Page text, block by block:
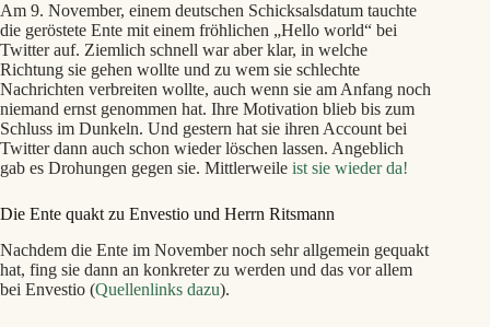
Am 9. November, einem deutschen Schicksalsdatum tauchte
die geröstete Ente mit einem fröhlichen „Hello world“ bei
Twitter auf. Ziemlich schnell war aber klar, in welche
Richtung sie gehen wollte und zu wem sie schlechte
Nachrichten verbreiten wollte, auch wenn sie am Anfang noch
niemand ernst genommen hat. Ihre Motivation blieb bis zum
Schluss im Dunkeln. Und gestern hat sie ihren Account bei
Twitter dann auch schon wieder löschen lassen. Angeblich
gab es Drohungen gegen sie. Mittlerweile ist sie wieder da!
Die Ente quakt zu Envestio und Herrn Ritsmann
Nachdem die Ente im November noch sehr allgemein gequakt
hat, fing sie dann an konkreter zu werden und das vor allem
bei Envestio (Quellenlinks dazu).